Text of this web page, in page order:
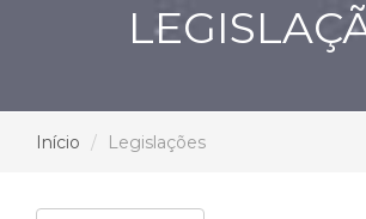
Início Legislações